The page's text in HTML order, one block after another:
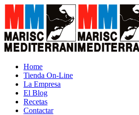
Home
Tienda On-Line
La Empresa
El Blog
Recetas
Contactar